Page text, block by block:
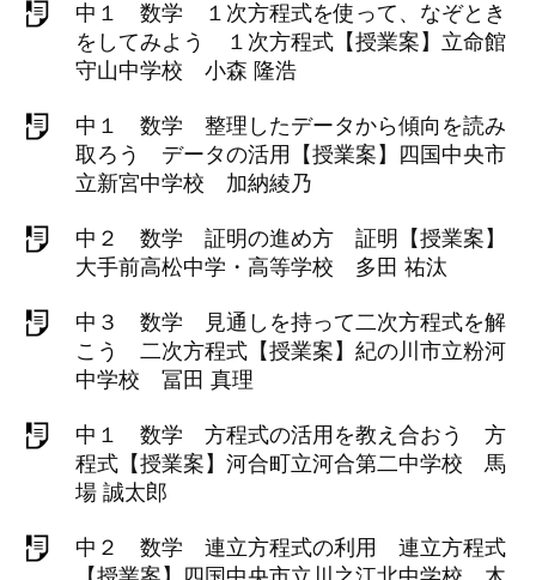
中１ 数学 １次方程式を使って、なぞとき
をしてみよう １次方程式【授業案】立命館
守山中学校 小森 隆浩
中１ 数学 整理したデータから傾向を読み
取ろう データの活用【授業案】四国中央市
立新宮中学校 加納綾乃
中２ 数学 証明の進め方 証明【授業案】
大手前高松中学・高等学校 多田 祐汰
中３ 数学 見通しを持って二次方程式を解
こう 二次方程式【授業案】紀の川市立粉河
中学校 冨田 真理
中１ 数学 方程式の活用を教え合おう 方
程式【授業案】河合町立河合第二中学校 馬
場 誠太郎
中２ 数学 連立方程式の利用 連立方程式